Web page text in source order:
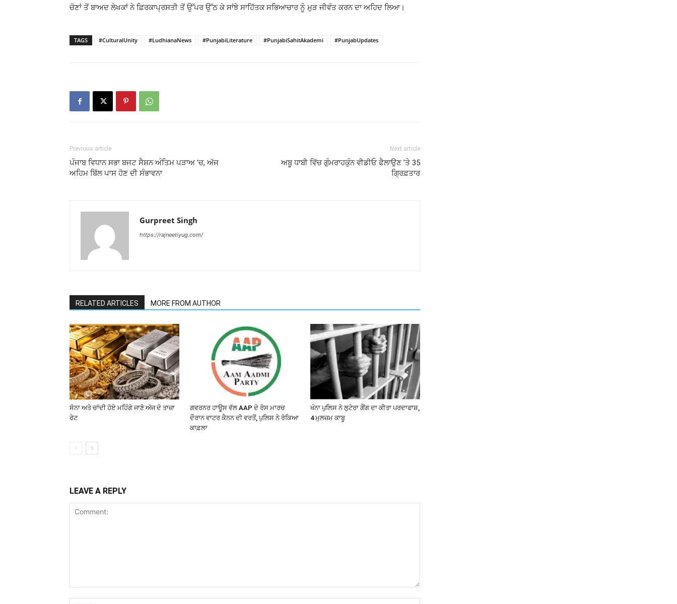
ਚੋਣਾਂ ਤੋਂ ਬਾਅਦ ਲੇਖਕਾਂ ਨੇ ਫ਼ਿਰਕਾਪ੍ਰਸਤੀ ਤੋਂ ਉੱਪਰ ਉੱਠ ਕੇ ਸਾਂਝੇ ਸਾਹਿੱਤਕ ਸਭਿਆਚਾਰ ਨੂੰ ਮੁੜ ਜੀਵੰਤ ਕਰਨ ਦਾ ਅਹਿਦ ਲਿਆ।
TAGS #CulturalUnity #LudhianaNews #PunjabiLiterature #PunjabiSahitAkademi #PunjabUpdates
Previous article
ਪੰਜਾਬ ਵਿਧਾਨ ਸਭਾ ਬਜਟ ਸੈਸ਼ਨ ਅੰਤਿਮ ਪੜਾਅ ’ਚ, ਅੱਜ
ਅਹਿਮ ਬਿੱਲ ਪਾਸ ਹੋਣ ਦੀ ਸੰਭਾਵਨਾ
Next article
ਅਬੂ ਧਾਬੀ ਵਿੱਚ ਗੁੰਮਰਾਹਕੁੰਨ ਵੀਡੀਓ ਫੈਲਾਉਣ ’ਤੇ 35
ਗ੍ਰਿਫ਼ਤਾਰ
Gurpreet Singh
https://rajneetiyug.com/
RELATED ARTICLES MORE FROM AUTHOR
ਸੋਨਾ ਅਤੇ ਚਾਂਦੀ ਹੋਏ ਮਹਿੰਗੇ ਜਾਣੋ ਅੱਜ ਦੇ ਤਾਜ਼ਾ
ਰੇਟ
ਗਵਰਨਰ ਹਾਊਸ ਵੱਲ AAP ਦੇ ਰੋਸ ਮਾਰਚ
ਦੌਰਾਨ ਵਾਟਰ ਕੈਨਨ ਦੀ ਵਰਤੋਂ, ਪੁਲਿਸ ਨੇ ਰੋਕਿਆ
ਕਾਫ਼ਲਾ
ਖੰਨਾ ਪੁਲਿਸ ਨੇ ਲੁਟੇਰਾ ਗੈਂਗ ਦਾ ਕੀਤਾ ਪਰਦਾਫਾਸ਼,
4 ਮੁਲਜ਼ਮ ਕਾਬੂ
LEAVE A REPLY